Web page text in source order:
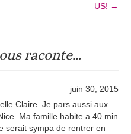
US! →
raconte…
juin 30, 2015
Claire. Je pars aussi aux
Ma famille habite a 40 min
serait sympa de rentrer en